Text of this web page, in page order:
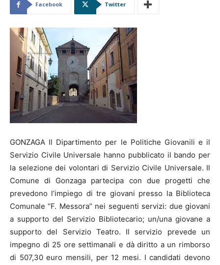
Facebook Twitter
GONZAGA Il Dipartimento per le Politiche Giovanili e il
Servizio Civile Universale hanno pubblicato il bando per
la selezione dei volontari di Servizio Civile Universale. Il
Comune di Gonzaga partecipa con due progetti che
prevedono l’impiego di tre giovani presso la Biblioteca
Comunale “F. Messora” nei seguenti servizi: due giovani
a supporto del Servizio Bibliotecario; un/una giovane a
supporto del Servizio Teatro. Il servizio prevede un
impegno di 25 ore settimanali e dà diritto a un rimborso
di 507,30 euro mensili, per 12 mesi. I candidati devono